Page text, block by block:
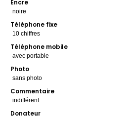
Encre
Téléphone fixe
Téléphone mobile
Photo
Commentaire
Donateur